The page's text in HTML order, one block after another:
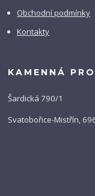
Obchodní podmínky
Kontakty
KAMENNÁ
Šardická 790/1
Svatobořice-Mistřín,